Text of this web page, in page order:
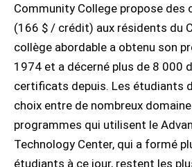
Community College propose des
(166 $ / crédit) aux résidents du
collège abordable a obtenu son
1974 et a décerné plus de 8 000
certificats depuis. Les étudiants
choix entre de nombreux
programmes qui utilisent le
Technology Center, qui a formé
étudiants à ce jour, restent les